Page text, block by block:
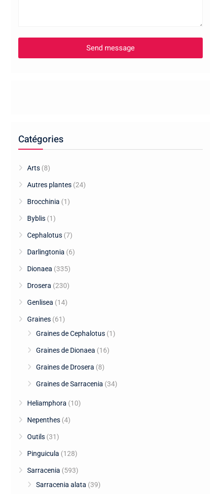
Catégories
Arts (8)
Autres plantes (24)
Brocchinia (1)
Byblis (1)
Cephalotus (7)
Darlingtonia (6)
Dionaea (335)
Drosera (230)
Genlisea (14)
Graines (61)
Graines de Cephalotus (1)
Graines de Dionaea (16)
Graines de Drosera (8)
Graines de Sarracenia (34)
Heliamphora (10)
Nepenthes (4)
Outils (31)
Pinguicula (128)
Sarracenia (593)
Sarracenia alata (39)